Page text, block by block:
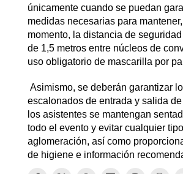
únicamente cuando se puedan
medidas necesarias para
momento, la distancia de seguridad
de 1,5 metros entre núcleos de
uso obligatorio de mascarilla por
Asimismo, se deberán garantizar
escalonados de entrada y salida
los asistentes se mantengan
todo el evento y evitar cualquier
aglomeración, así como
de higiene e información